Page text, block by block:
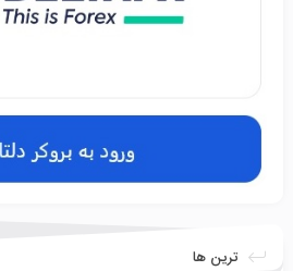
ترین ها